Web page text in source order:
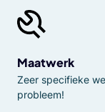
Maatwerk
Zeer specifieke
probleem!